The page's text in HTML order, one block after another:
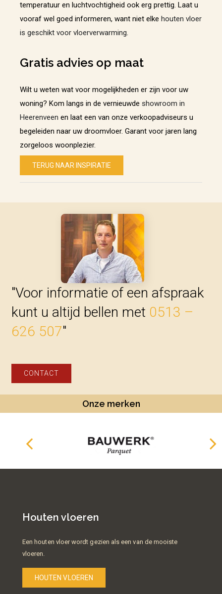
temperatuur en luchtvochtigheid ook erg prettig. Laat u
vooraf wel goed informeren, want niet elke houten vloer
is geschikt voor vloerverwarming.
Gratis advies op maat
Wilt u weten wat voor mogelijkheden er zijn voor uw
woning? Kom langs in de vernieuwde showroom in
Heerenveen en laat een van onze verkoopadviseurs u
begeleiden naar uw droomvloer. Garant voor jaren lang
zorgeloos woonplezier.
TERUG NAAR INSPIRATIE
"Voor informatie of een afspraak
kunt u altijd bellen met 0513 –
626 507"
CONTACT
Onze merken
Houten vloeren
Een houten vloer wordt gezien als een van de mooiste
vloeren.
HOUTEN VLOEREN